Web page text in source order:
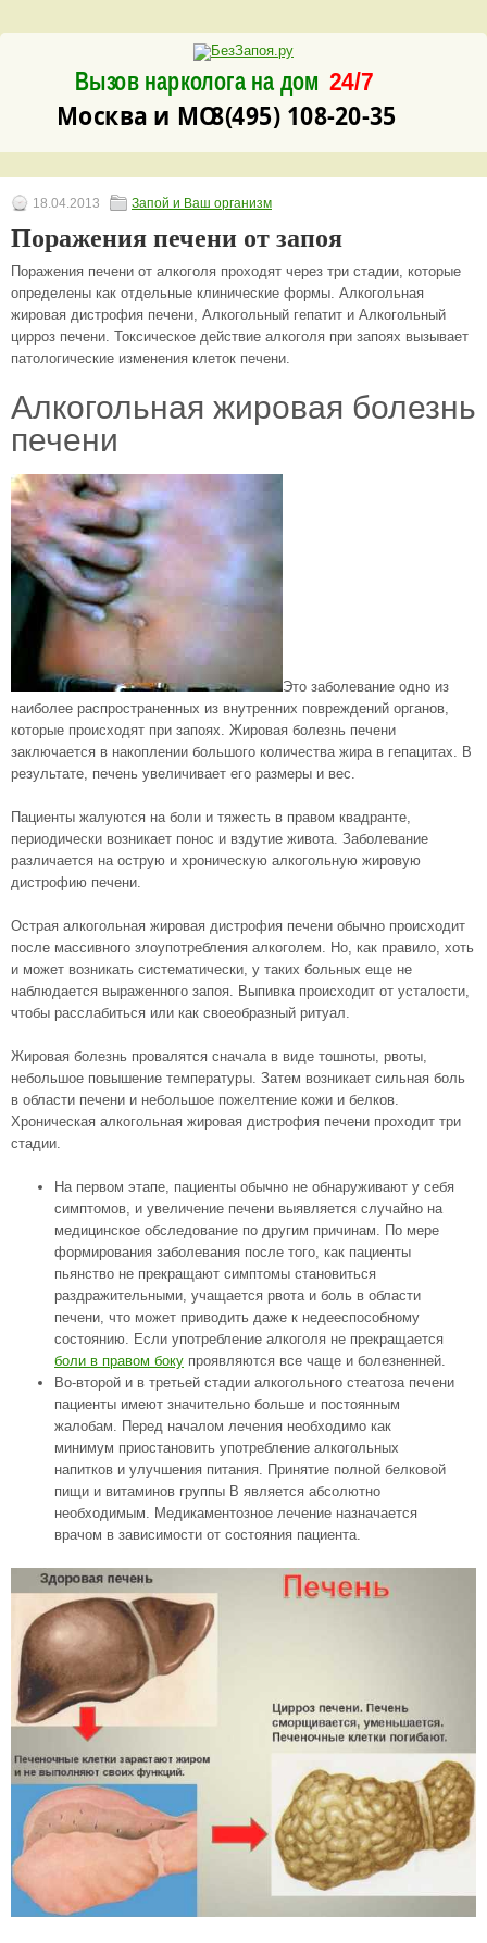
Вызов нарколога на дом
8(495) 108-20-35
Москва и МО
24/7
18.04.2013 Запой и Ваш организм
Поражения печени от запоя
Поражения печени от алкоголя проходят через три стадии, которые
определены как отдельные клинические формы. Алкогольная
жировая дистрофия печени, Алкогольный гепатит и Алкогольный
цирроз печени. Токсическое действие алкоголя при запоях вызывает
патологические изменения клеток печени.
Алкогольная жировая болезнь
печени
Это заболевание одно из
наиболее распространенных из внутренних повреждений органов,
которые происходят при запоях. Жировая болезнь печени
заключается в накоплении большого количества жира в гепацитах. В
результате, печень увеличивает его размеры и вес.
Пациенты жалуются на боли и тяжесть в правом квадранте,
периодически возникает понос и вздутие живота. Заболевание
различается на острую и хроническую алкогольную жировую
дистрофию печени.
Острая алкогольная жировая дистрофия печени обычно происходит
после массивного злоупотребления алкоголем. Но, как правило, хоть
и может возникать систематически, у таких больных еще не
наблюдается выраженного запоя. Выпивка происходит от усталости,
чтобы расслабиться или как своеобразный ритуал.
Жировая болезнь провалятся сначала в виде тошноты, рвоты,
небольшое повышение температуры. Затем возникает сильная боль
в области печени и небольшое пожелтение кожи и белков.
Хроническая алкогольная жировая дистрофия печени проходит три
стадии.
На первом этапе, пациенты обычно не обнаруживают у себя
симптомов, и увеличение печени выявляется случайно на
медицинское обследование по другим причинам. По мере
формирования заболевания после того, как пациенты
пьянство не прекращают симптомы становиться
раздражительными, учащается рвота и боль в области
печени, что может приводить даже к недееспособному
состоянию. Если употребление алкоголя не прекращается
боли в правом боку проявляются все чаще и болезненней.
Во-второй и в третьей стадии алкогольного стеатоза печени
пациенты имеют значительно больше и постоянным
жалобам. Перед началом лечения необходимо как
минимум приостановить употребление алкогольных
напитков и улучшения питания. Принятие полной белковой
пищи и витаминов группы B является абсолютно
необходимым. Медикаментозное лечение назначается
врачом в зависимости от состояния пациента.